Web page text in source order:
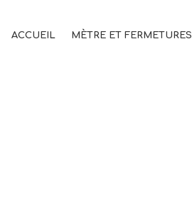
ACCUEIL MÈTRE ET FERMETURES